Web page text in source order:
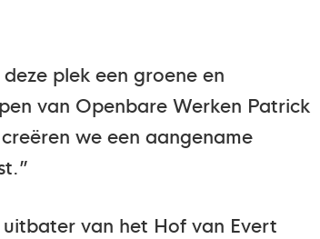
plek een groene en
van Openbare Werken Patrick
we een aangename
van het Hof van Evert